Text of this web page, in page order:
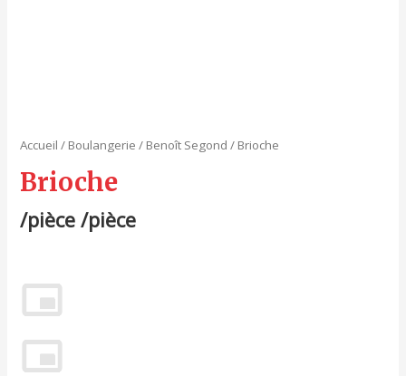
Accueil / Boulangerie / Benoît Segond / Brioche
Brioche
/pièce /pièce